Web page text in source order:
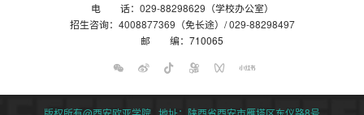
电 话： 029-88298629 （学校办公室）
招生咨询： 4008877369 （免长途）/029-88298497
邮 编：710065
版权所有@西安欧亚学院 地址：陕西省西安市雁塔区东仪路8号